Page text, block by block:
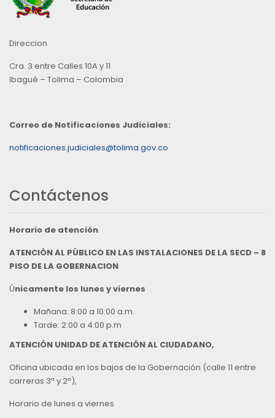
Direccion
Cra. 3 entre Calles 10A y 11
Ibagué – Tolima – Colombia
Correo de Notificaciones Judiciales:
notificaciones.judiciales@tolima.gov.co
Contáctenos
Horario de atención
ATENCIÓN AL PÚBLICO EN LAS INSTALACIONES DE LA SECD – 8
PISO DE LA GOBERNACION
Únicamente los lunes y viernes
Mañana: 8:00 a 10:00 a.m.
Tarde: 2:00 a 4:00 p.m
ATENCIÓN UNIDAD DE ATENCIÓN AL CIUDADANO,
Oficina ubicada en los bajos de la Gobernación (calle 11 entre
carreras 3ª y 2ª),
Horario de lunes a viernes